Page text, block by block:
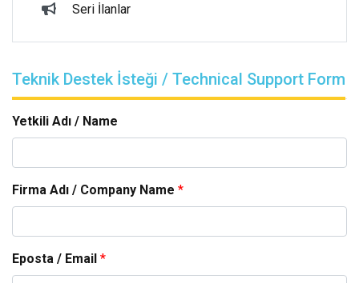
Seri İlanlar
Teknik Destek İsteği / Technical Support Form
Yetkili Adı / Name
Firma Adı / Company Name *
Eposta / Email *